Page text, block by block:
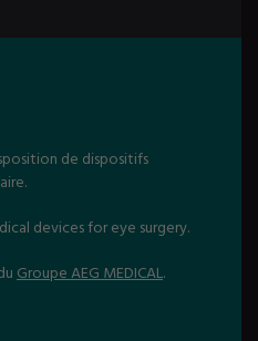
de dispositifs
devices for eye surgery.
Groupe AEG MEDICAL.